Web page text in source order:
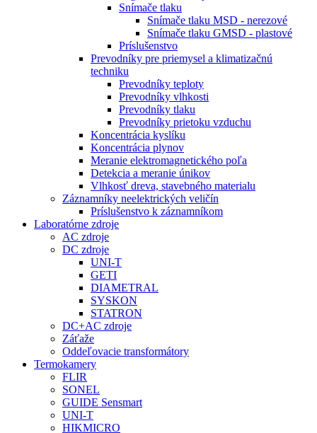
Snímače tlaku
Snímače tlaku MSD - nerezové
Snímače tlaku GMSD - plastové
Príslušenstvo
Prevodníky pre priemysel a klimatizačnú
techniku
Prevodníky teploty
Prevodníky vlhkosti
Prevodníky tlaku
Prevodníky prietoku vzduchu
Koncentrácia kyslíku
Koncentrácia plynov
Meranie elektromagnetického poľa
Detekcia a meranie únikov
Vlhkosť dreva, stavebného materialu
Záznamníky neelektrických veličín
Príslušenstvo k záznamníkom
Laboratórne zdroje
AC zdroje
DC zdroje
UNI-T
GETI
DIAMETRAL
SYSKON
STATRON
DC+AC zdroje
Záťaže
Oddeľovacie transformátory
Termokamery
FLIR
SONEL
GUIDE Sensmart
UNI-T
HIKMICRO